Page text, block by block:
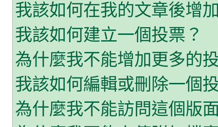
我該如何在我的文章後增
我該如何建立一個投票？
為什麼我不能增加更多的
我該如何編輯或刪除一個
為什麼我不能訪問這個版